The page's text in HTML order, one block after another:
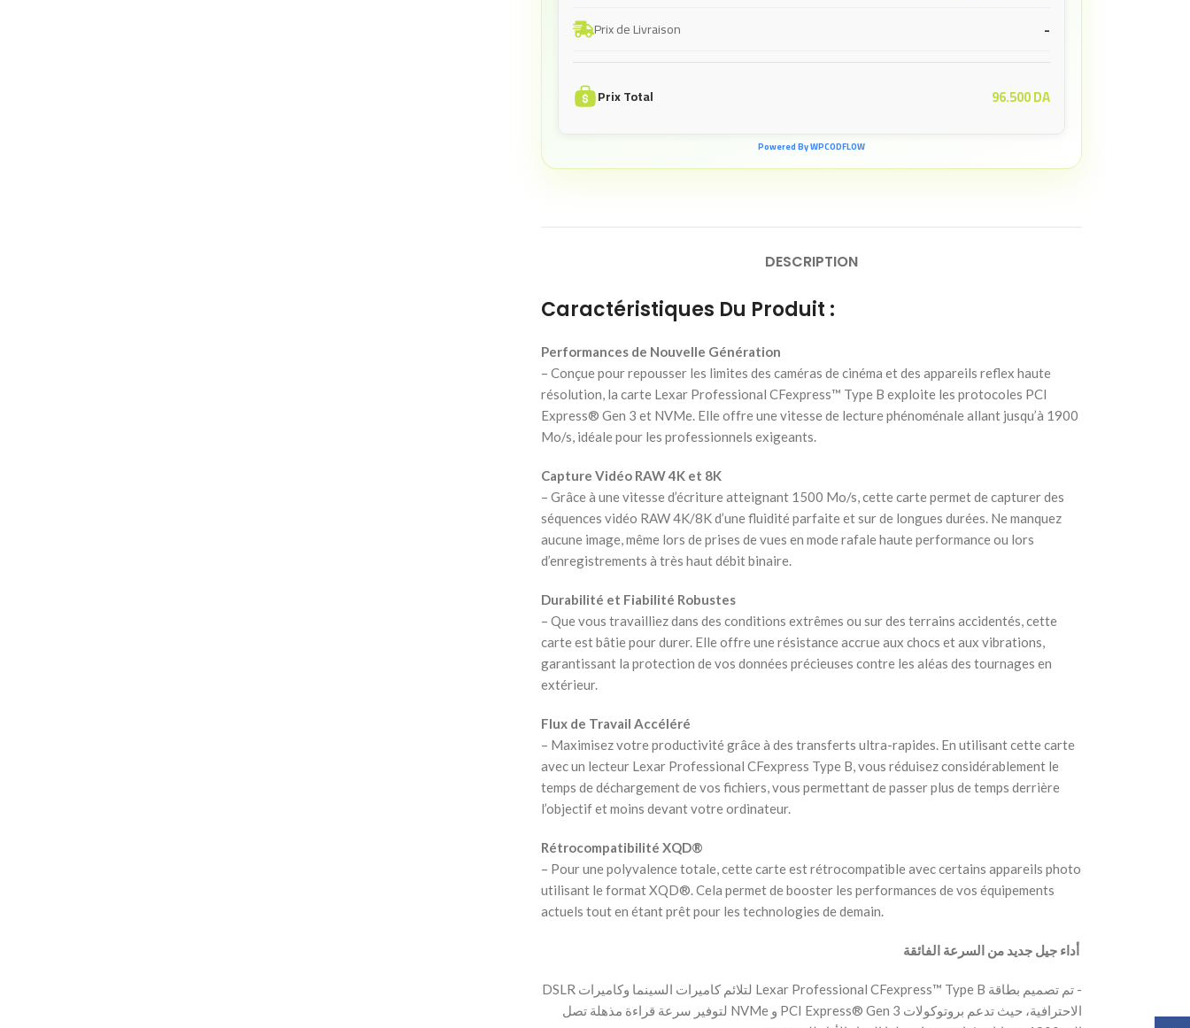
Prix de Livraison -
Prix Total 96.500DA
Powered By WPCODFLOW
DESCRIPTION
Caractéristiques Du Produit :
Performances de Nouvelle Génération
– Conçue pour repousser les limites des caméras de cinéma et des appareils reflex haute
résolution, la carte Lexar Professional CFexpress™ Type B exploite les protocoles PCI
Express® Gen 3 et NVMe. Elle offre une vitesse de lecture phénoménale allant jusqu’à 1900
Mo/s, idéale pour les professionnels exigeants.
Capture Vidéo RAW 4K et 8K
– Grâce à une vitesse d’écriture atteignant 1500 Mo/s, cette carte permet de capturer des
séquences vidéo RAW 4K/8K d’une fluidité parfaite et sur de longues durées. Ne manquez
aucune image, même lors de prises de vues en mode rafale haute performance ou lors
d’enregistrements à très haut débit binaire.
Durabilité et Fiabilité Robustes
– Que vous travailliez dans des conditions extrêmes ou sur des terrains accidentés, cette
carte est bâtie pour durer. Elle offre une résistance accrue aux chocs et aux vibrations,
garantissant la protection de vos données précieuses contre les aléas des tournages en
extérieur.
Flux de Travail Accéléré
– Maximisez votre productivité grâce à des transferts ultra-rapides. En utilisant cette carte
avec un lecteur Lexar Professional CFexpress Type B, vous réduisez considérablement le
temps de déchargement de vos fichiers, vous permettant de passer plus de temps derrière
l’objectif et moins devant votre ordinateur.
Rétrocompatibilité XQD®
– Pour une polyvalence totale, cette carte est rétrocompatible avec certains appareils photo
utilisant le format XQD®. Cela permet de booster les performances de vos équipements
actuels tout en étant prêt pour les technologies de demain.
‫ أداء جيل جديد من السرعة الفائقة
‫- تم تصميم بطاقة Lexar Professional CFexpress™ Type B لتلائم كاميرات السينما وكاميرات DSLR
الاحترافية، حيث تدعم بروتوكولات PCI Express® Gen 3 و NVMe لتوفير سرعة قراءة مذهلة تصل